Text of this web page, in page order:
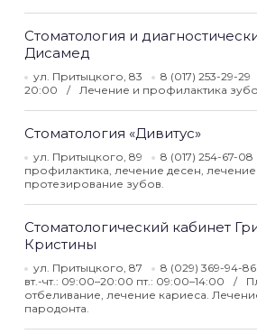
Стоматология и
Дисамед
ул. Притыцкого, 83 8 (017) 253-29-29
20:00
Лечение и профилактика
Стоматология «Дивитус»
ул. Притыцкого, 89 8 (017) 254-67-08
профилактика, лечение десен,
протезирование зубов.
Стоматологический кабинет
Кристины
ул. Притыцкого, 87 8 (029) 369-94-86
вт.-чт.: 09:00–20:00 пт.: 09:00–14:00
отбеливание, лечение кариеса.
пародонта.